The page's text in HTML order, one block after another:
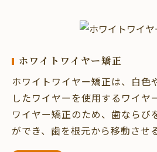
ホワイトワイヤー矯正
ホワイトワイヤー矯正は、白色
したワイヤーを使用するワイヤ
ワイヤー矯正のため、歯ならび
ができ、歯を根元から移動させ